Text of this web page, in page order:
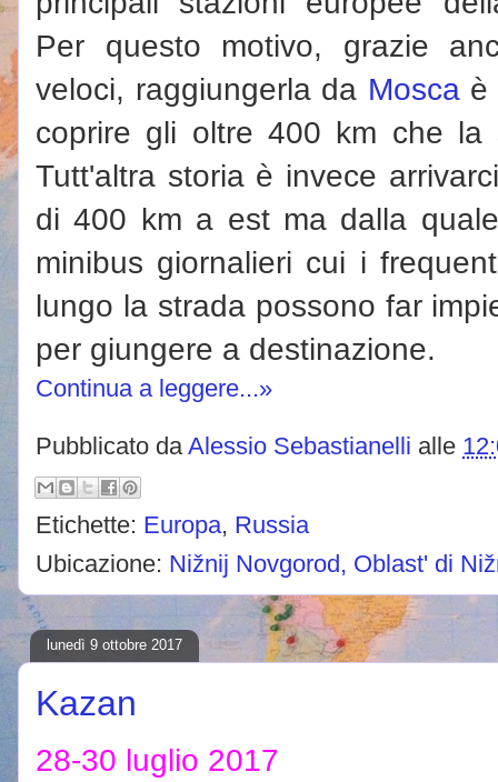
Per questo motivo, grazie
veloci, raggiungerla da Moscaè
coprire gli oltre 400 km che la
Tutt'altra storia è invece
di 400 km a est ma dalla
minibus giornalieri cui i
lungo la strada possono far
per giungere a destinazione.
Continua a leggere...»
Pubblicato daAlessio Sebastianelli alle
Etichette: Europa, Russia
Ubicazione: Nižnij Novgorod, Oblast' di
lunedì 9 ottobre 2017
Kazan
28-30 luglio 2017